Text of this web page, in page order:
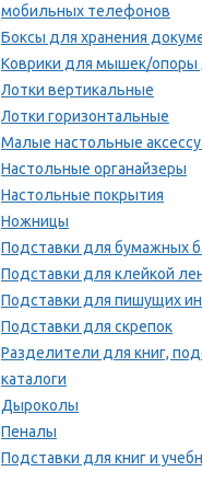
мобильных телефонов
Боксы для хранения
Коврики для мышек/опоры
Лотки вертикальные
Лотки горизонтальные
Малые настольные
Настольные органайзеры
Настольные покрытия
Ножницы
Подставки для бумажных
Подставки для клейкой
Подставки для пишущих
Подставки для скрепок
Разделители для книг,
каталоги
Дыроколы
Пеналы
Подставки для книг и